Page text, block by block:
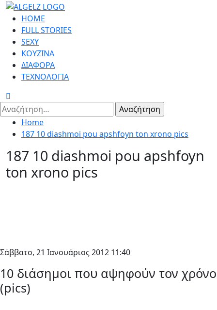
Skip
content
Primary
Menu
HOME
FULL STORIES
SEXY
ΚΟΥΖΙΝΑ
ΔΙΑΦΟΡΑ
ΤΕΧΝΟΛΟΓΙΑ
Αναζήτηση
για:
Home
187 10 diashmoi pou apshfoyn ton xrono pics
187 10 diashmoi pou apshfoyn
ton xrono pics
Σάββατο, 21 Ιανουάριος 2012 11:40
10 διάσημοι που αψηφούν τον χρόνο
(pics)